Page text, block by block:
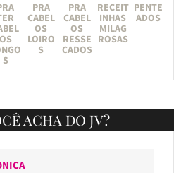
OS
S
PRA
CABEL
OS
LOIRO
S
PRA
CABEL
OS
RESSE
CADOS
RECEIT
INHAS
MILAG
ROSAS
PENTE
ADOS
ACHA DO JV?